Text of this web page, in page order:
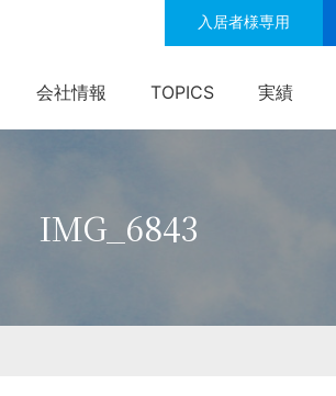
入居者様専用
会社情報 TOPICS 実績
IMG_6843